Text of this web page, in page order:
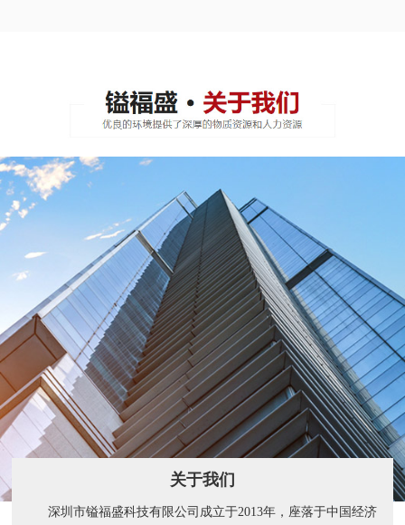
关于我们
深圳市镒福盛科技有限公司成立于2013年，座落于中国经济